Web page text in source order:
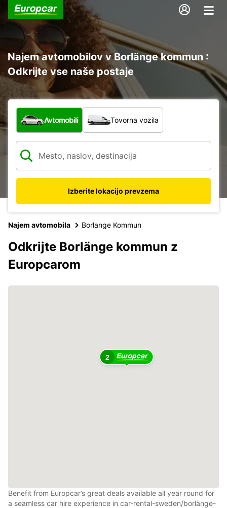
Najem avtomobilov v Borlänge kommun :
Odkrijte vse naše postaje
Katera vrsta vozila?
Avtomobili Tovorna vozila
Izberite lokacijo prevzema
Najem avtomobila Borlange Kommun
Odkrijte Borlänge kommun z
Europcarom
2
Benefit from Europcar’s great deals available all year round for
a seamless car hire experience in car-rental-sweden/borlänge-